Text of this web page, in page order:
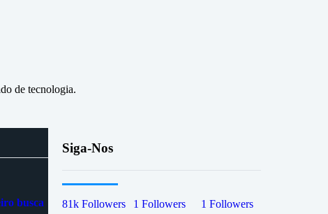
de tecnologia.
busca
Siga-Nos
81k Followers 1 Followers 1 Followers